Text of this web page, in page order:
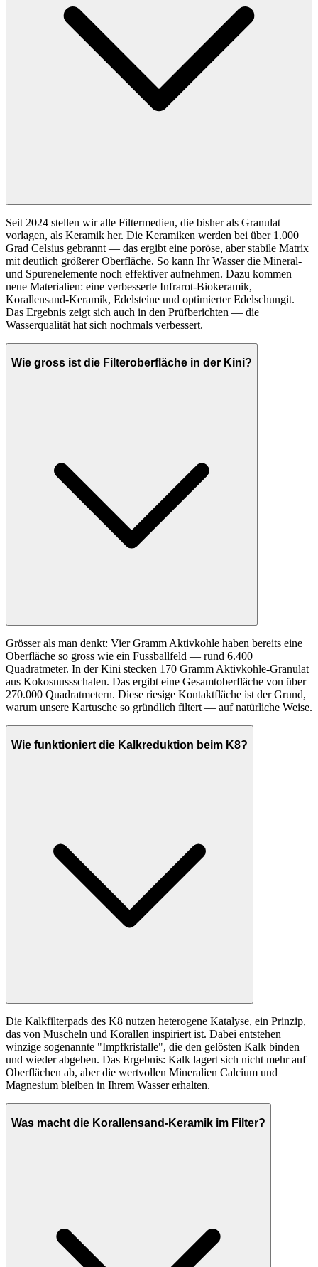
Seit 2024 stellen wir alle Filtermedien, die bisher als Granulat
vorlagen, als Keramik her. Die Keramiken werden bei über 1.000
Grad Celsius gebrannt — das ergibt eine poröse, aber stabile Matrix
mit deutlich größerer Oberfläche. So kann Ihr Wasser die Mineral-
und Spurenelemente noch effektiver aufnehmen. Dazu kommen
neue Materialien: eine verbesserte Infrarot-Biokeramik,
Korallensand-Keramik, Edelsteine und optimierter Edelschungit.
Das Ergebnis zeigt sich auch in den Prüfberichten — die
Wasserqualität hat sich nochmals verbessert.
Wie gross ist die Filteroberfläche in der Kini?
Grösser als man denkt: Vier Gramm Aktivkohle haben bereits eine
Oberfläche so gross wie ein Fussballfeld — rund 6.400
Quadratmeter. In der Kini stecken 170 Gramm Aktivkohle-Granulat
aus Kokosnussschalen. Das ergibt eine Gesamtoberfläche von über
270.000 Quadratmetern. Diese riesige Kontaktfläche ist der Grund,
warum unsere Kartusche so gründlich filtert — auf natürliche Weise.
Wie funktioniert die Kalkreduktion beim K8?
Die Kalkfilterpads des K8 nutzen heterogene Katalyse, ein Prinzip,
das von Muscheln und Korallen inspiriert ist. Dabei entstehen
winzige sogenannte "Impfkristalle", die den gelösten Kalk binden
und wieder abgeben. Das Ergebnis: Kalk lagert sich nicht mehr auf
Oberflächen ab, aber die wertvollen Mineralien Calcium und
Magnesium bleiben in Ihrem Wasser erhalten.
Was macht die Korallensand-Keramik im Filter?